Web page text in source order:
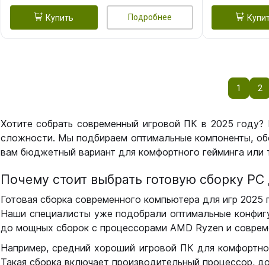
Купить Подробнее
1 2
Хотите собрать современный игровой ПК в 2025
сложности. Мы подбираем оптимальные компоненты,
вам бюджетный вариант для комфортного гейминга
Почему стоит выбрать готовую сборку РС
Готовая сборка современного компьютера для игр
Наши специалисты уже подобрали оптимальные
до мощных сборок с процессорами AMD Ryzen и
Например, средний хороший игровой ПК для
Такая сборка включает производительный процессор,